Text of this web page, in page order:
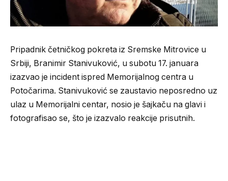
Pripadnik četničkog pokreta iz Sremske Mitrovice u
Srbiji, Branimir Stanivuković, u subotu 17. januara
izazvao je incident ispred Memorijalnog centra u
Potočarima. Stanivuković se zaustavio neposredno uz
ulaz u Memorijalni centar, nosio je šajkaču na glavi i
fotografisao se, što je izazvalo reakcije prisutnih.